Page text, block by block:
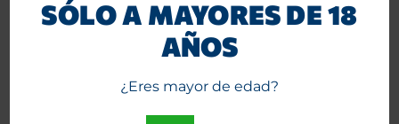
SÓLO A MAYORES DE 18
AÑOS
¿Eres mayor de edad?